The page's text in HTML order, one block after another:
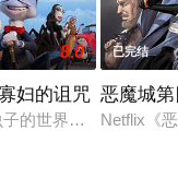
American televis
8.0
妇的诅咒
的世界里，蜘蛛就是
已完结
恶魔城
Netflix《